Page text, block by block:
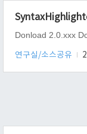
Donload 2.0.xxx
연구실/소스공유